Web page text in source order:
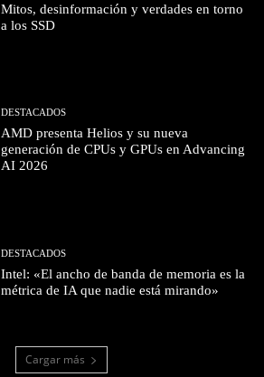
Mitos, desinformación y verdades en torno
a los SSD
DESTACADOS
AMD presenta Helios y su nueva
generación de CPUs y GPUs en Advancing
AI 2026
DESTACADOS
Intel: «El ancho de banda de memoria es la
métrica de IA que nadie está mirando»
Cargar más